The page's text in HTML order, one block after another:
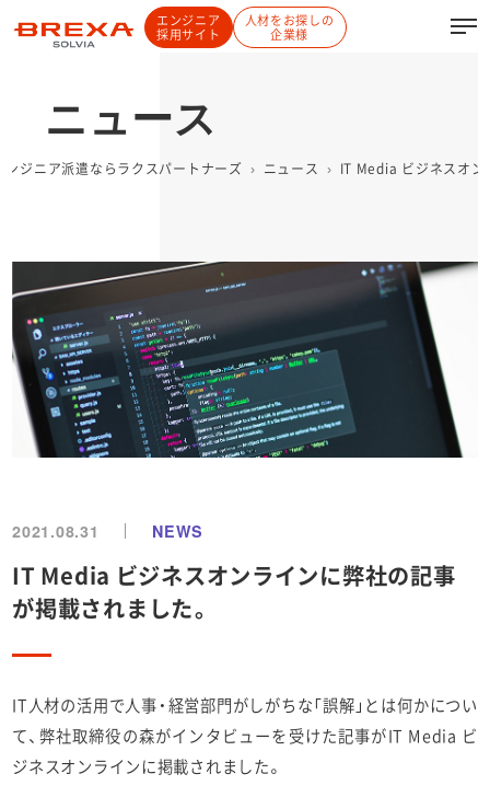
エンジニア
採用サイト
人材をお探しの
企業様
ニュース
ンジニア派遣ならラクスパートナーズ ニュース IT Media ビジネスオン
2021.08.31 NEWS
IT Media ビジネスオンラインに弊社の記事
が掲載されました。
IT人材の活用で人事・経営部門がしがちな「誤解」とは何かについ
て、弊社取締役の森がインタビューを受けた記事がIT Media ビ
ジネスオンラインに掲載されました。